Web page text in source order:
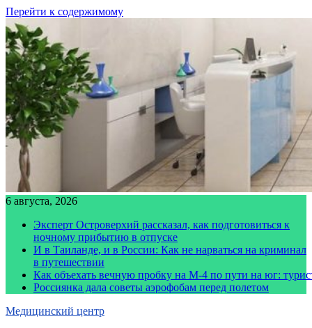
Перейти к содержимому
6 августа, 2026
Эксперт Островерхий рассказал, как подготовиться к
ночному прибытию в отпуске
И в Таиланде, и в России: Как не нарваться на криминал
в путешествии
Как объехать вечную пробку на М-4 по пути на юг:
Россиянка дала советы аэрофобам перед полетом
Медицинский центр